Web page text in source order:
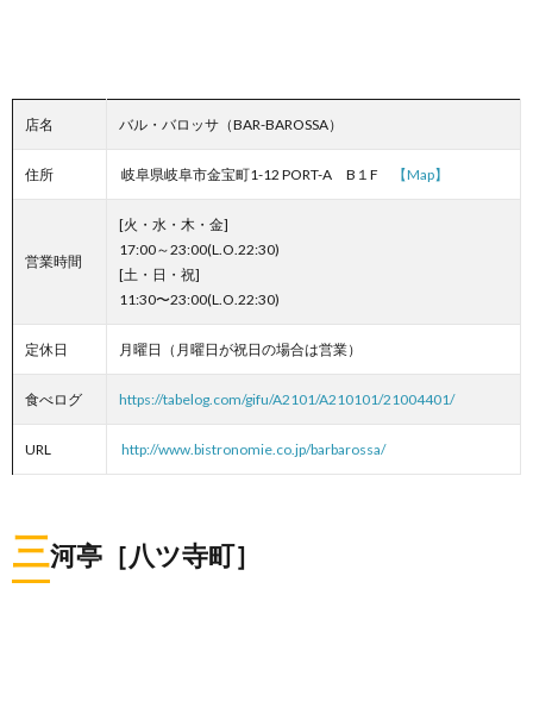
店名 バル・バロッサ（BAR-BAROSSA）
住所 岐阜県岐阜市金宝町1-12 PORT-A‎ B１F 【Map】
営業時間
[火・水・木・金]
17:00～23:00(L.O.22:30)
[土・日・祝]
11:30〜23:00(L.O.22:30)
定休日 月曜日（月曜日が祝日の場合は営業）
食べログ https://tabelog.com/gifu/A2101/A210101/21004401/
URL http://www.bistronomie.co.jp/barbarossa/
三河亭［八ツ寺町］